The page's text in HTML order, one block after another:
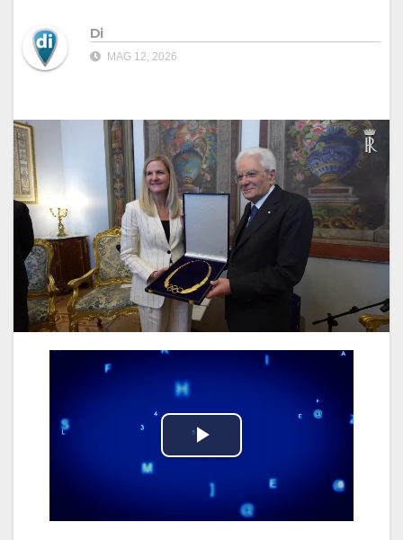
Di
MAG 12, 2026
P
l